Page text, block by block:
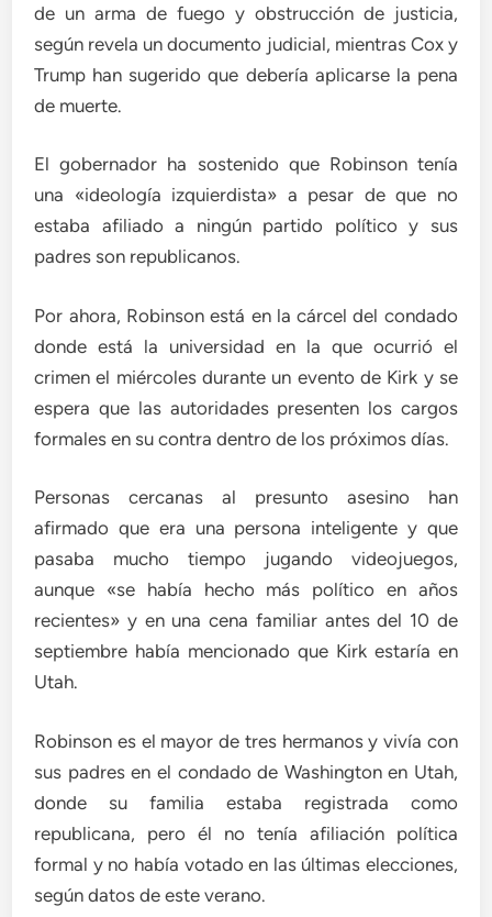
de un arma de fuego y obstrucción de justicia,
según revela un documento judicial, mientras Cox y
Trump han sugerido que debería aplicarse la pena
de muerte.
El gobernador ha sostenido que Robinson tenía
una «ideología izquierdista» a pesar de que no
estaba afiliado a ningún partido político y sus
padres son republicanos.
Por ahora, Robinson está en la cárcel del condado
donde está la universidad en la que ocurrió el
crimen el miércoles durante un evento de Kirk y se
espera que las autoridades presenten los cargos
formales en su contra dentro de los próximos días.
Personas cercanas al presunto asesino han
afirmado que era una persona inteligente y que
pasaba mucho tiempo jugando videojuegos,
aunque «se había hecho más político en años
recientes» y en una cena familiar antes del 10 de
septiembre había mencionado que Kirk estaría en
Utah.
Robinson es el mayor de tres hermanos y vivía con
sus padres en el condado de Washington en Utah,
donde su familia estaba registrada como
republicana, pero él no tenía afiliación política
formal y no había votado en las últimas elecciones,
según datos de este verano.